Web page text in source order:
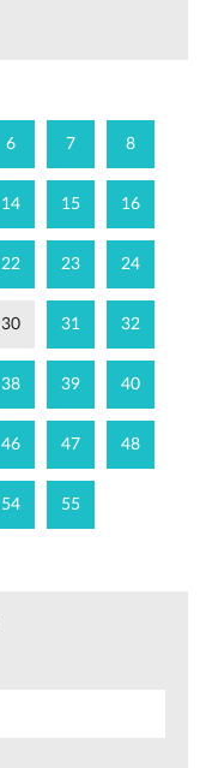
6 7 8
14 15 16
22 23 24
30 31 32
38 39 40
46 47 48
54 55